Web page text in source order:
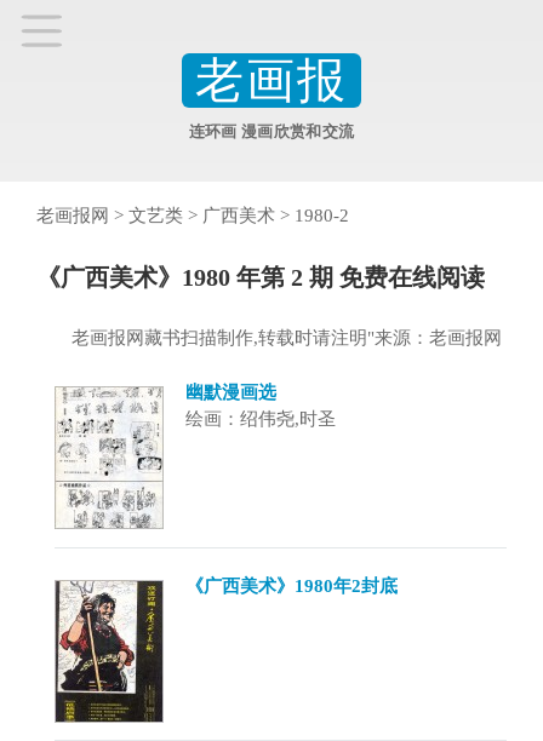
老画报
连环画 漫画欣赏和交流
老画报网 > 文艺类 > 广西美术 > 1980-2
《广西美术》1980 年第 2 期 免费在线阅读
老画报网藏书扫描制作,转载时请注明"来源：老画报网
幽默漫画选
绘画：绍伟尧,时圣
《广西美术》1980年2封底